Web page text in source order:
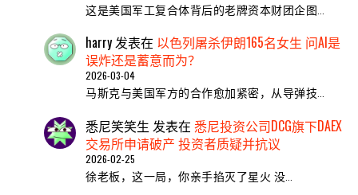
这是美国军工复合体背后的老牌资本财团企图…
harry发表在 以色列屠杀伊朗165名女生 问AI是
误炸还是蓄意而为？
2026-03-04
马斯克与美国军方的合作愈加紧密，从导弹技…
悉尼笑笑生 发表在 悉尼投资公司DCG旗下DAEX
交易所申请破产 投资者质疑并抗议
2026-02-25
​徐老板，这一局，你亲手掐灭了星火 ​没…